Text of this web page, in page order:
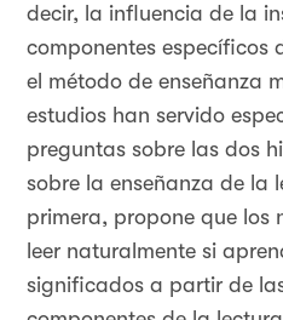
decir, la influencia de la
componentes específicos
el método de enseñanza
estudios han servido
preguntas sobre las dos
sobre la enseñanza de la
primera, propone que los
leer naturalmente si
significados a partir de